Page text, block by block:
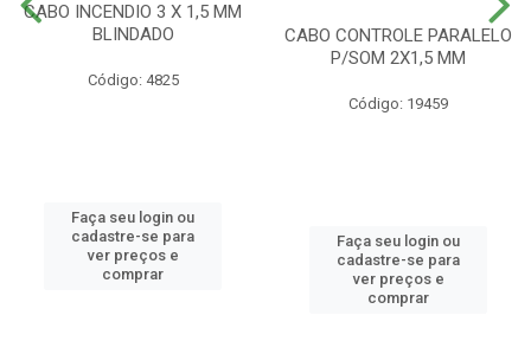
CABO INCENDIO 3 X 1,5 MM
BLINDADO
Código: 4825
Faça seu login ou
cadastre-se para
ver preços e
comprar
CABO CONTROLE PARALELO
P/SOM 2X1,5 MM
Código: 19459
Faça seu login ou
cadastre-se para
ver preços e
comprar